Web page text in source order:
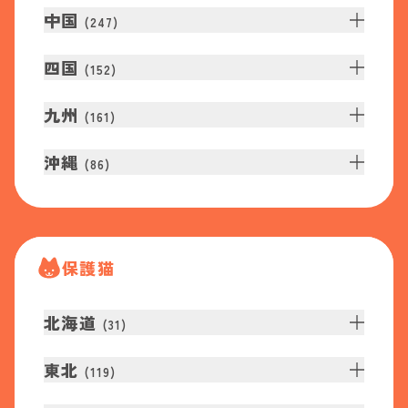
中国 (247)
四国 (152)
九州 (161 )
沖縄 (86)
保護猫
北海道 (31 )
東北 (119)